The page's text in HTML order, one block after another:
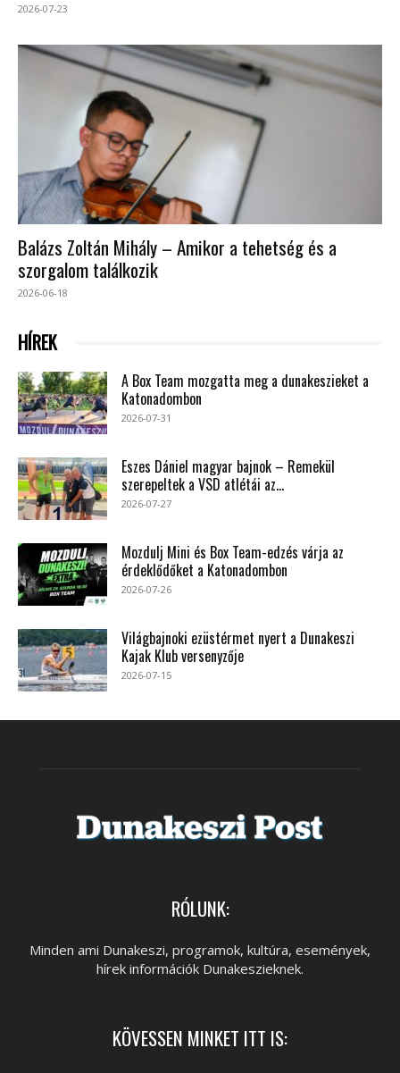
2026-07-23
Balázs Zoltán Mihály – Amikor a tehetség és a
szorgalom találkozik
2026-06-18
HÍREK
A Box Team mozgatta meg a dunakeszieket a
Katonadombon
2026-07-31
Eszes Dániel magyar bajnok – Remekül
szerepeltek a VSD atlétái az...
2026-07-27
Mozdulj Mini és Box Team-edzés várja az
érdeklődőket a Katonadombon
2026-07-26
Világbajnoki ezüstérmet nyert a Dunakeszi
Kajak Klub versenyzője
2026-07-15
RÓLUNK:
Minden ami Dunakeszi, programok, kultúra, események,
hírek információk Dunakeszieknek.
KÖVESSEN MINKET ITT IS: